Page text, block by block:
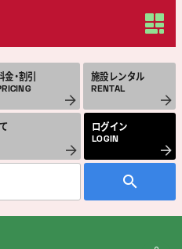
金・割引 施設レンタル
RENTAL
ログイン
LOGIN